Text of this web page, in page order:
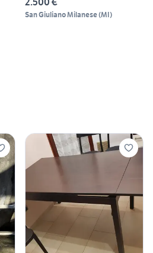
San Giuliano Milanese(MI)